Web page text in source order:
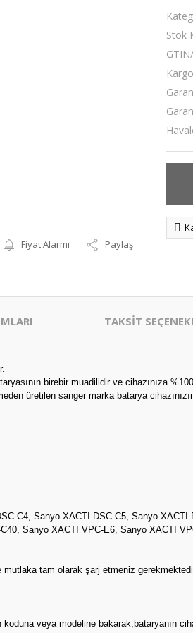
Fiyat Alarmı Paylaş
Stok
Kargo
TAKSİT
birebir muadilidir ve cihazınıza
üretilen sanger marka batarya
C4, Sanyo XACTI DSC-C5, Sanyo
Sanyo XACTI VPC-E6, Sanyo XACTI
mutlaka tam olarak şarj etmeniz
koduna veya modeline bakarak,bataryanın